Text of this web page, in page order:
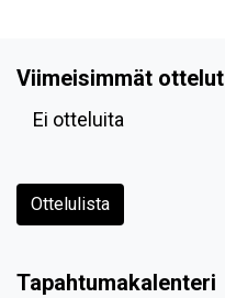
Viimeisimmät ottelut
Ei otteluita
Ottelulista
Tapahtumakalenteri